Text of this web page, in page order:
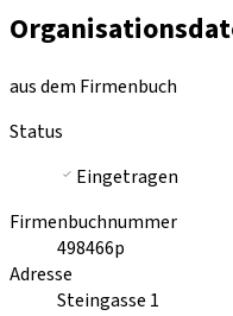
aus dem Firmenbuch
Status
Eingetragen
Firmenbuchnummer
498466p
Adresse
Steingasse 1